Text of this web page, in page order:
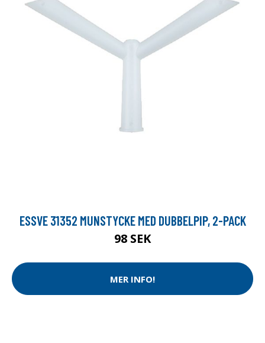
ESSVE 31352 MUNSTYCKE MED DUBBELPIP, 2-PACK
98 SEK
MER INFO!